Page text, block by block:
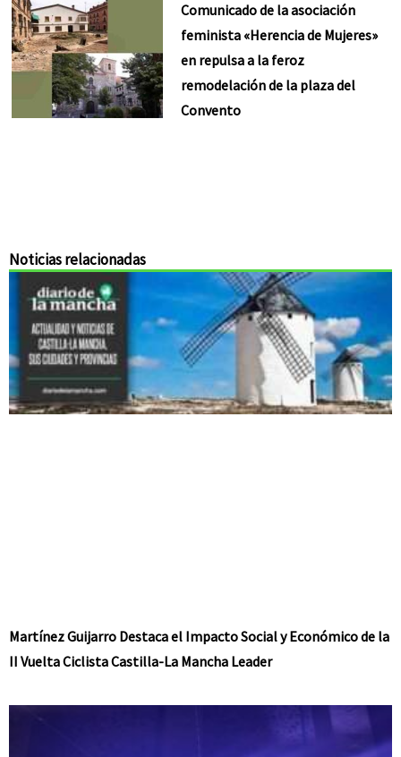
Comunicado de la asociación
feminista «Herencia de Mujeres»
en repulsa a la feroz
remodelación de la plaza del
Convento
Noticias relacionadas
Martínez Guijarro Destaca el Impacto Social y Económico de la
II Vuelta Ciclista Castilla-La Mancha Leader